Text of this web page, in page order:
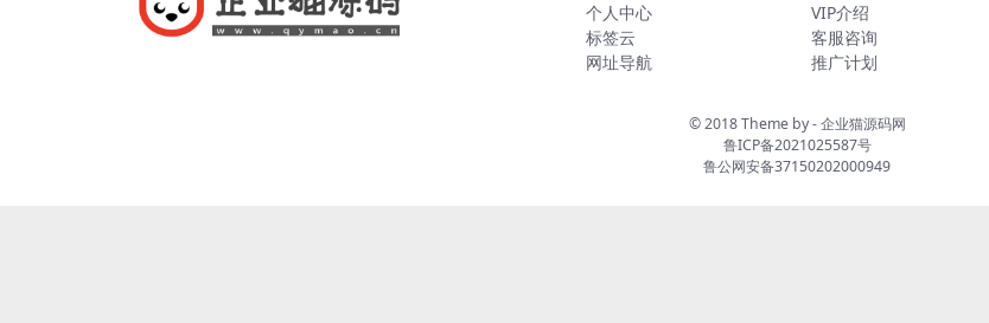
个人中心
标签云
网址导航
VIP介绍
客服咨询
推广计划
© 2018 Theme by -企业猫源码网
鲁ICP备2021025587号
鲁公网安备37150202000949